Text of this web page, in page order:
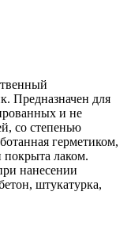
Предназначен для
и не
со степенью
герметиком,
лаком.
нанесении
штукатурка,